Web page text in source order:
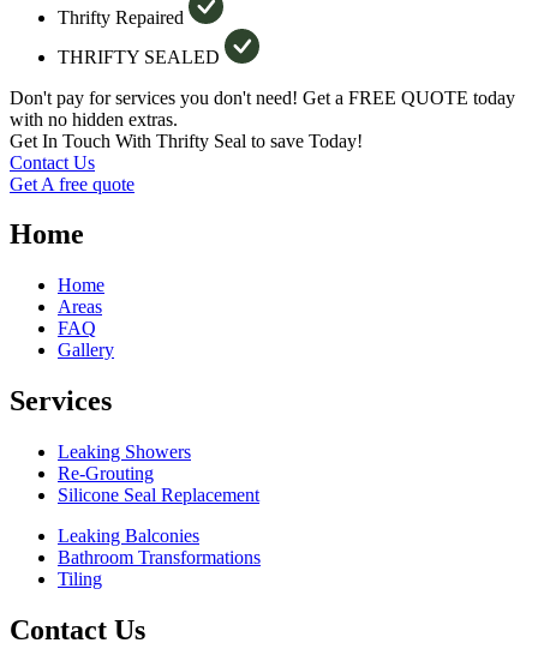
Thrifty Repaired
THRIFTY SEALED
Don't pay for services you don't need! Get a FREE QUOTE today
with no hidden extras.
Get In Touch With Thrifty Seal to save Today!
Contact Us
Get A free quote
Home
Home
Areas
FAQ
Gallery
Services
Leaking Showers
Re-Grouting
Silicone Seal Replacement
Leaking Balconies
Bathroom Transformations
Tiling
Contact Us